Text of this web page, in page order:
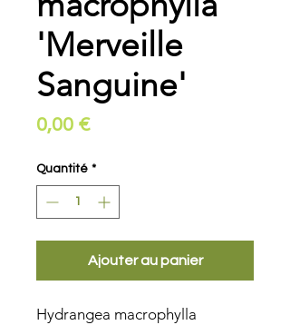
'Merveille
Sanguine'
0,00 €Prix
Quantité *
Ajouter au panier
Hydrangea macrophylla